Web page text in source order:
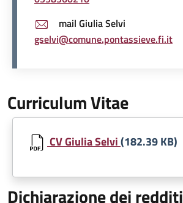
mail Giulia Selvi
gselvi@comune.pontassieve.fi.it
Curriculum Vitae
Document
CV Giulia Selvi(182.39 KB)
Dichiarazione dei redditi